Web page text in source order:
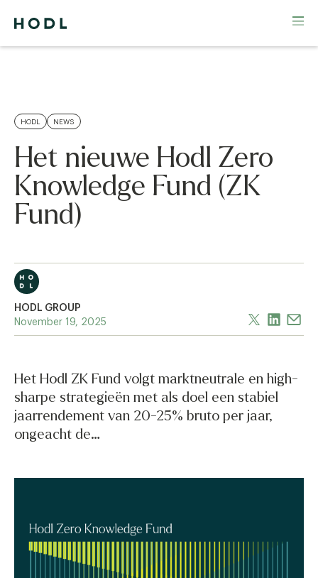
HODL NEWS
Het nieuwe Hodl Zero
Knowledge Fund (ZK
Fund)
HODL GROUP
November 19, 2025
Het Hodl ZK Fund volgt marktneutrale en high-
sharpe strategieën met als doel een stabiel
jaarrendement van 20-25% bruto per jaar,
ongeacht de…